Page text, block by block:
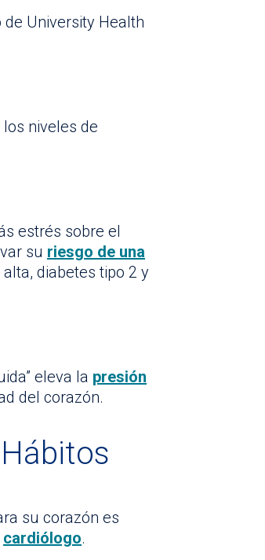
University Health
niveles de
estrés sobre el
su riesgo de una
diabetes tipo 2 y
eleva la presión
del corazón.
su corazón es
cardiólogo.